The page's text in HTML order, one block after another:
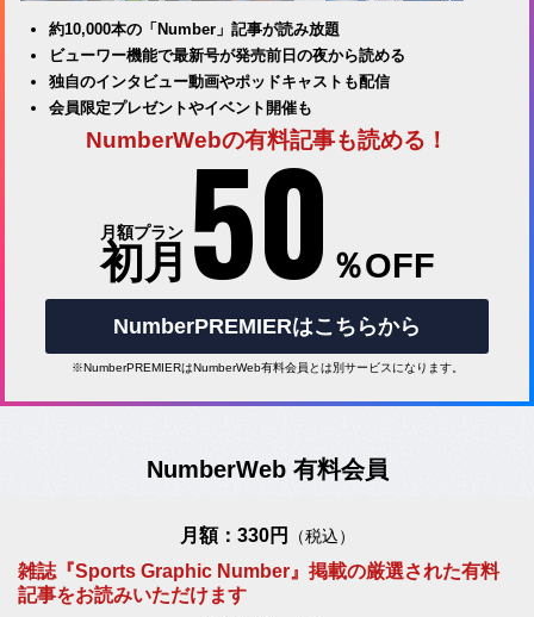
約10,000本の「Number」記事が読み放題
ビューワー機能で最新号が発売前日の夜から読める
独自のインタビュー動画やポッドキャストも配信
会員限定プレゼントやイベント開催も
NumberWebの有料記事も読める！
月額プラン
初月 50 ％OFF
NumberPREMIERはこちらから
※NumberPREMIERはNumberWeb有料会員とは別サービスになります。
NumberWeb 有料会員
月額：330円 （税込）
雑誌『Sports Graphic Number』掲載の厳選された有料
記事をお読みいただけます